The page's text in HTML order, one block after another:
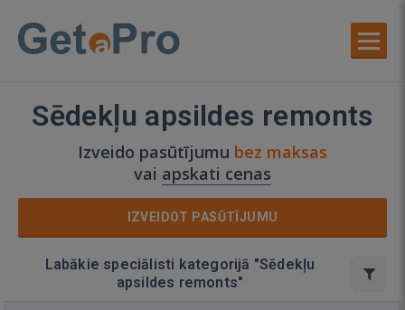
Sēdekļu apsildes remonts
Izveido pasūtījumu bez maksas
vai apskati cenas
IZVEIDOT PASŪTĪJUMU
Labākie speciālisti kategorijā "Sēdekļu
apsildes remonts"